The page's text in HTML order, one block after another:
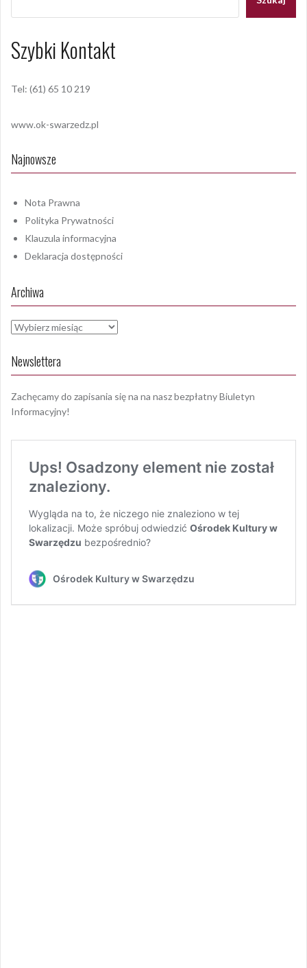
Szybki Kontakt
Tel: (61) 65 10 219
www.ok-swarzedz.pl
Najnowsze
Nota Prawna
Polityka Prywatności
Klauzula informacyjna
Deklaracja dostępności
Archiwa
Archiwa
Newslettera
Zachęcamy do zapisania się na na nasz bezpłatny Biuletyn
Informacyjny!